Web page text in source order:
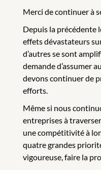
Merci de continuer à
Depuis la précédente
effets dévastateurs
d’autres se sont
demande d’assumer
devons continuer de
efforts.
Même si nous
entreprises à
une compétitivité à
quatre grandes
vigoureuse, faire la